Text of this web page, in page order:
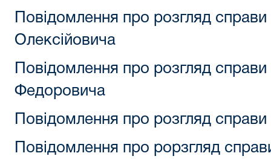
Повідомлення про розгляд
Олексійовича
Повідомлення про розгляд
Федоровича
Повідомлення про розгляд
Повідомлення про рорзгляд